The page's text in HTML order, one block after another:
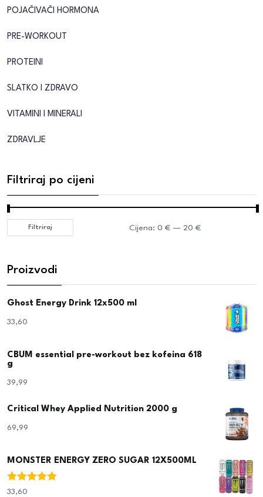
POJAČIVAČI HORMONA
PRE-WORKOUT
PROTEINI
SLATKO I ZDRAVO
VITAMINI I MINERALI
ZDRAVLJE
Filtriraj po cijeni
Filtriraj Cijena: 0 €— 20 €
Proizvodi
Ghost Energy Drink 12x500 ml
33,60
CBUM essential pre-workout bez kofeina 618
g
39,99
Critical Whey Applied Nutrition 2000 g
69,99
MONSTER ENERGY ZERO SUGAR 12X500ML
Ocjenjeno
33,60